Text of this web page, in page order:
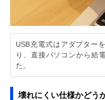
USB充電式はアダプター
り、直接パソコンから給
た。
壊れにくい仕様かどう